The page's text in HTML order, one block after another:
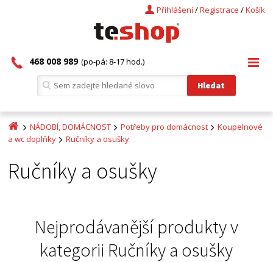
Košík
/
Registrace
/
Přihlášení
468 008 989 (po-pá: 8-17 hod.)
NÁDOBÍ, DOMÁCNOST Potřeby pro domácnost
Koupelnové
a wc doplňky
Ručníky a osušky
Ručníky a osušky
Nejprodávanější produkty v
kategorii Ručníky a osušky